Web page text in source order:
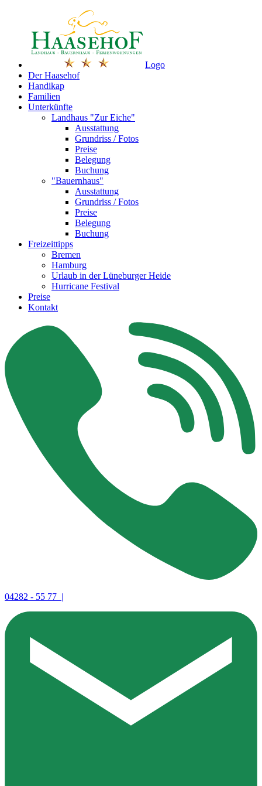
Logo
Der Haasehof
Handikap
Familien
Unterkünfte
Landhaus "Zur Eiche"
Ausstattung
Grundriss / Fotos
Preise
Belegung
Buchung
"Bauernhaus"
Ausstattung
Grundriss / Fotos
Preise
Belegung
Buchung
Freizeittipps
Bremen
Hamburg
Urlaub in der Lüneburger Heide
Hurricane Festival
Preise
Kontakt
04282 - 55 77 |